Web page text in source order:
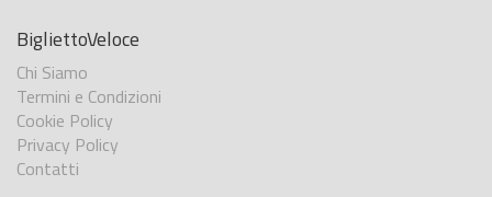
BigliettoVeloce
Chi Siamo
Termini e Condizioni
Cookie Policy
Privacy Policy
Contatti